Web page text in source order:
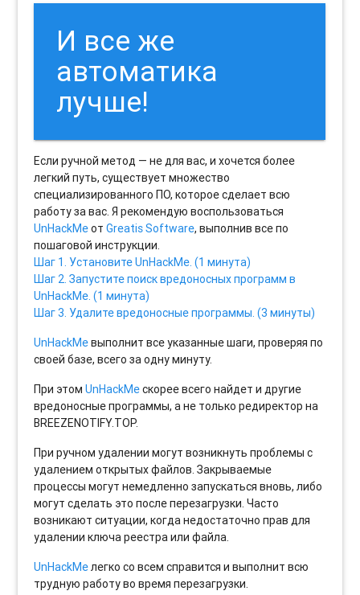
И все же
автоматика
лучше!
Если ручной метод — не для вас, и хочется более
легкий путь, существует множество
специализированного ПО, которое сделает всю
работу за вас. Я рекомендую воспользоваться
UnHackMeотGreatis Software, выполнив все по
пошаговой инструкции.
Шаг 1. Установите UnHackMe. (1 минута)
Шаг 2. Запустите поиск вредоносных программ в
UnHackMe. (1 минута)
Шаг 3. Удалите вредоносные программы. (3 минуты)
UnHackMeвыполнит все указанные шаги, проверяя по
своей базе, всего за одну минуту.
При этомUnHackMeскорее всего найдет и другие
вредоносные программы, а не только редиректор на
BREEZENOTIFY.TOP.
При ручном удалении могут возникнуть проблемы с
удалением открытых файлов. Закрываемые
процессы могут немедленно запускаться вновь, либо
могут сделать это после перезагрузки. Часто
возникают ситуации, когда недостаточно прав для
удалении ключа реестра или файла.
UnHackMeлегко со всем справится и выполнит всю
трудную работу во время перезагрузки.